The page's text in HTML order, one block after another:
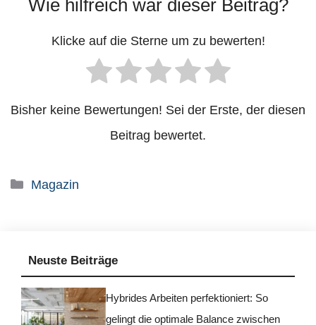
Wie hilfreich war dieser Beitrag?
Klicke auf die Sterne um zu bewerten!
Bisher keine Bewertungen! Sei der Erste, der diesen
Beitrag bewertet.
Kategorien
Magazin
Neuste Beiträge
Hybrides Arbeiten perfektioniert: So
gelingt die optimale Balance zwischen